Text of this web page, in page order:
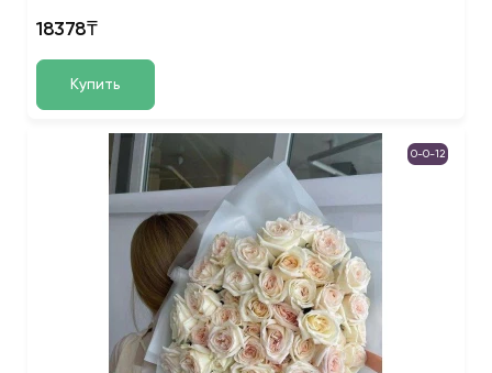
18378₸
Купить
0-0-12